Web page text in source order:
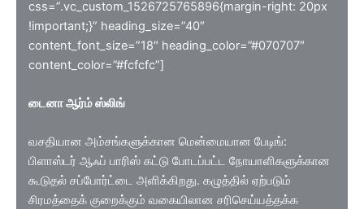
css=”.vc_custom_1526725765896{margin-right: 20px
!important;}” heading_size=”40″
content_font_size=”18″ heading_color=”#070707″
content_color=”#fcfcfc”]
டைனா ஆர்ம் ஸ்லிங்
வசதியான அம்சங்களுக்கான மென்மையான பேடிங்:
பிளாஸ்டர் ஆஃப் பாரிஸ் கட்டு போடப்பட்ட நோயாளிகளுக்கான
கூடுதல் சப்போர்ட்டை அளிக்கிறது. கழுத்தில் ஏற்படும்
சிரமத்தைக் குறைக்கும் வகையிலான சரிசெய்யத்தக்க